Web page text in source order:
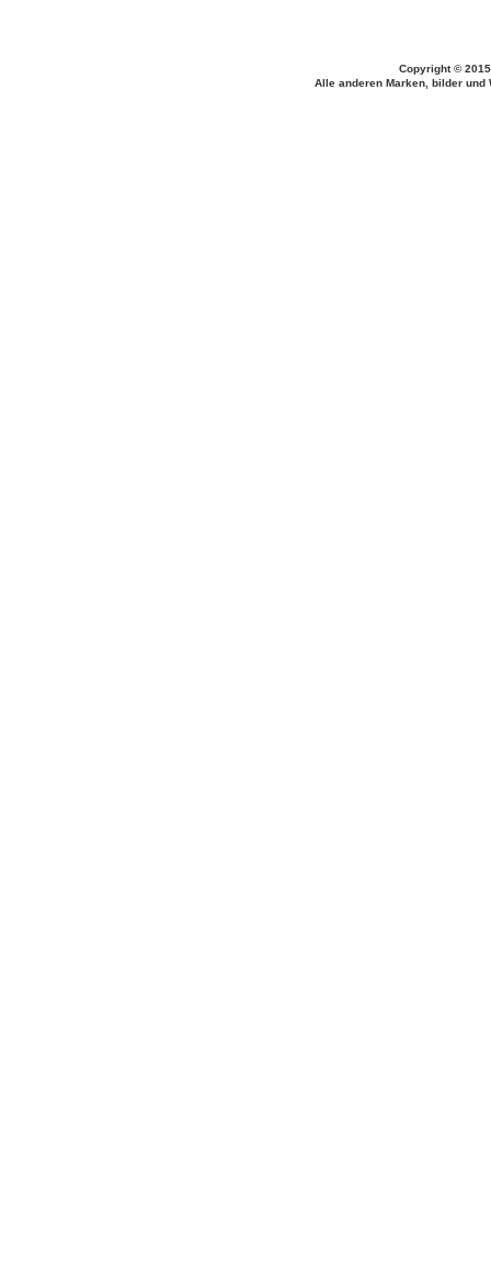
Copyright ©
Alle anderen Marken, bilder und